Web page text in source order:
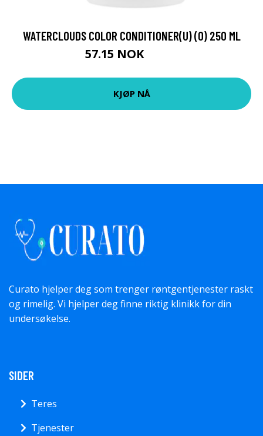
WATERCLOUDS COLOR CONDITIONER(U) (O) 250 ML
57.15 NOK
KJØP NÅ
Curato hjelper deg som trenger røntgentjenester raskt
og rimelig. Vi hjelper deg finne riktig klinikk for din
undersøkelse.
SIDER
Teres
Tjenester